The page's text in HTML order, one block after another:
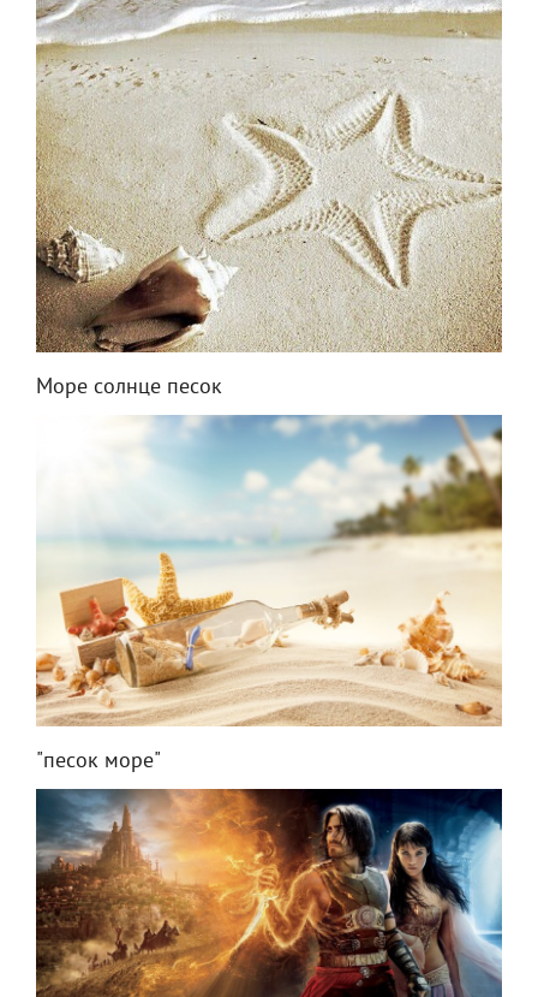
Море солнце песок
"песок море"